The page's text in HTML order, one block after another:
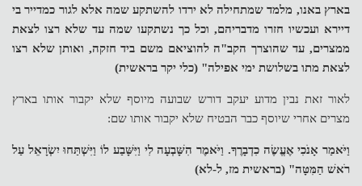
בארץ באנו, מלמד שמתחילה לא ירדו להשתקע שמה אלא לגור כמדייר בי
דיירא ועכשיו חזרו מדבריהם, וכל כך נשתקעו שמה עד שלא רצו לצאת
ממצרים, עד שהוצרך הקב"ה להוציאם משם ביד חזקה, ואותן שלא רצו
לצאת מתו בשלושת ימי אפילה" (כלי יקר בראשית)
לאור זאת נבין מדוע יעקב דורש שבועה מיוסף שלא יקבור אותו בארץ
מצרים אחרי שיוסף כבר הבטיח שלא יקבור אותו שם:
וַיֹּאמַר אָנֹכִי אֶעֱשֶׂה כִדְבָרֶךָ. וַיֹּאמֶר הִשָּׁבְעָה לִי וַיִּשָּׁבַע לוֹ וַיִּשְׁתַּחוּ יִשְׂרָאֵל עַל
רֹאשׁ הַמִּטָּה" (בראשית מז, ל-לא)